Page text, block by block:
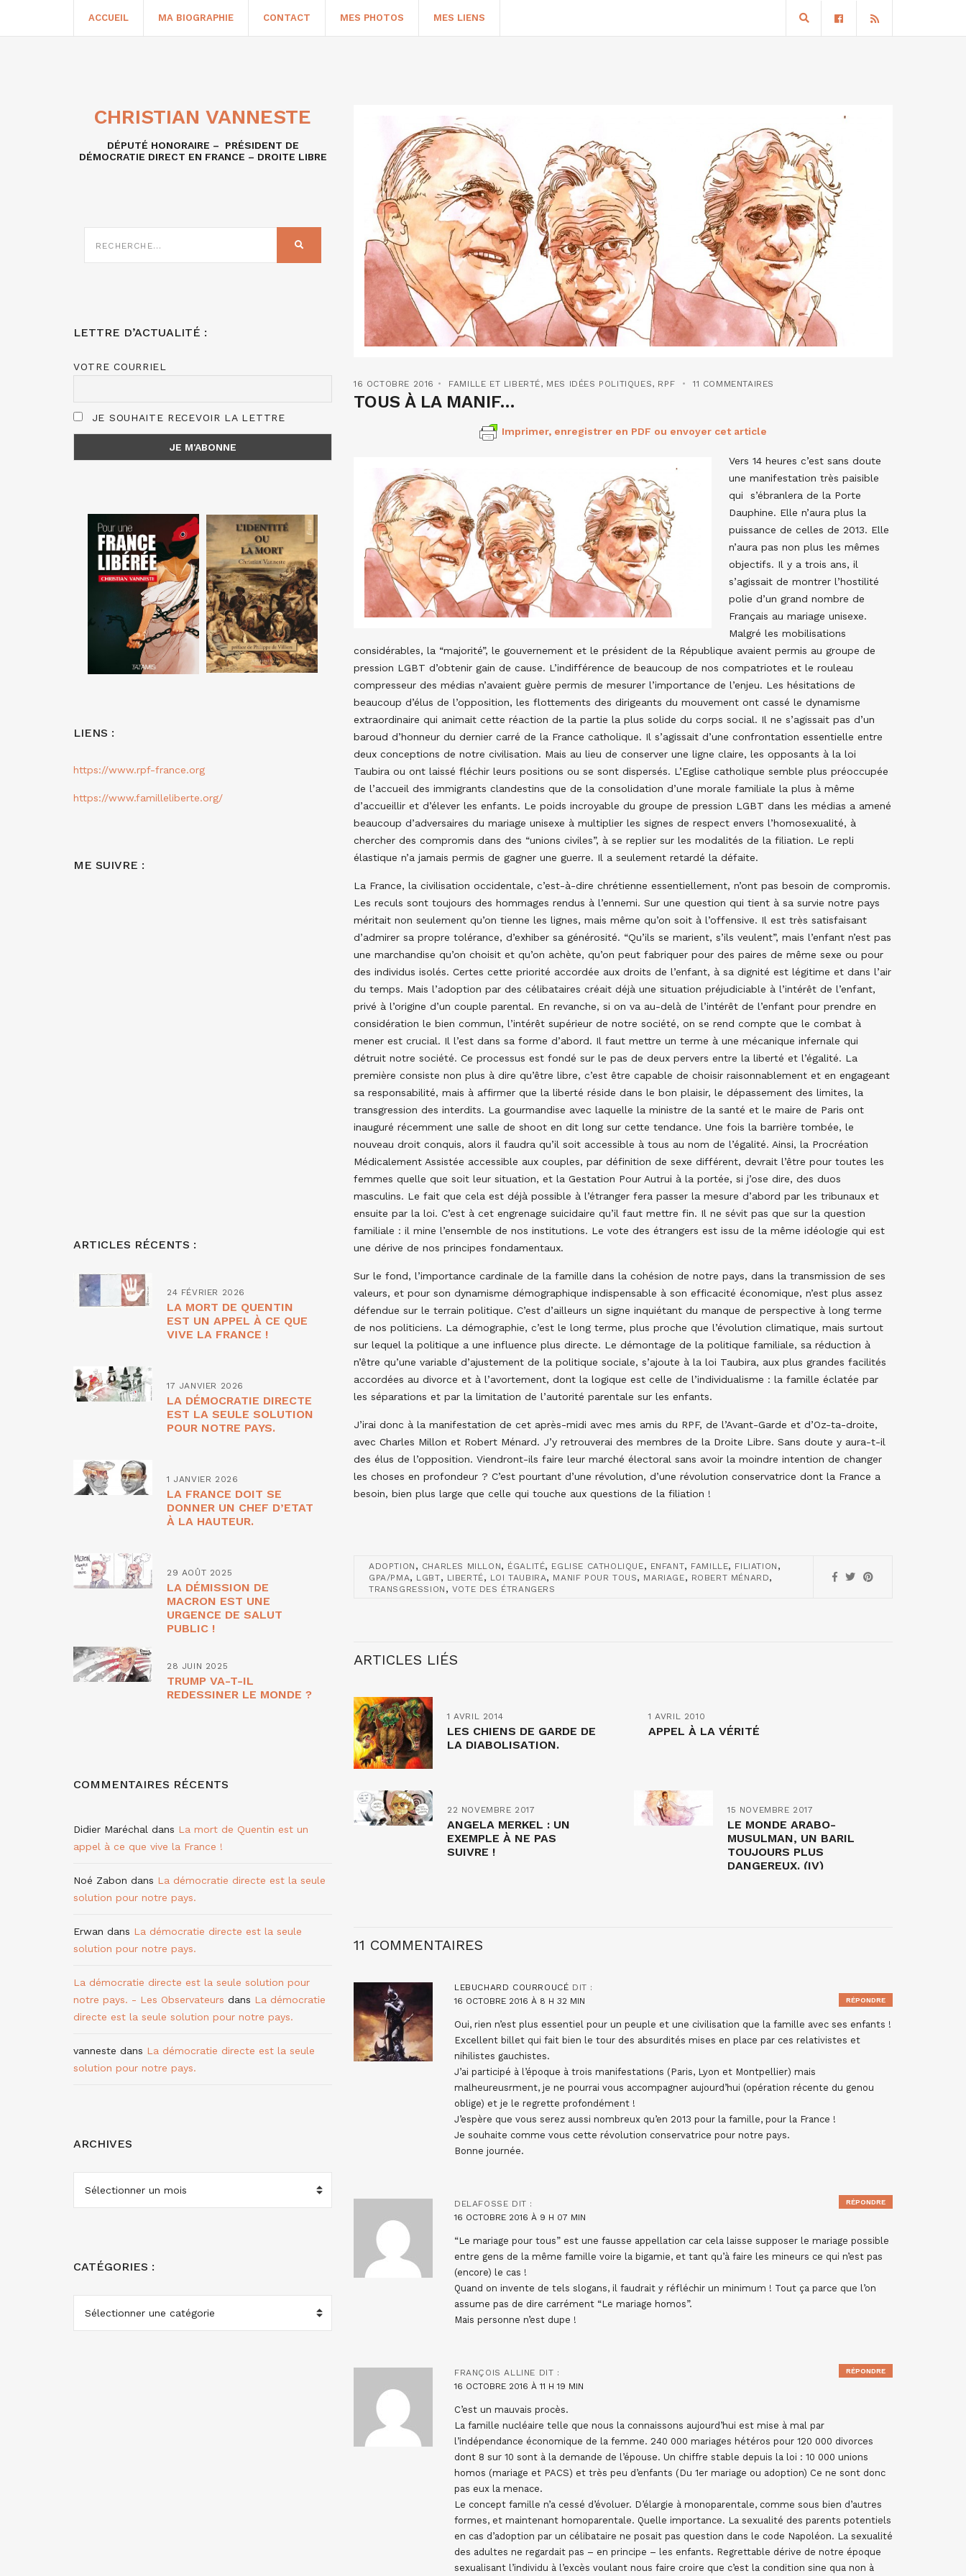
ACCUEIL MA BIOGRAPHIE CONTACT MES PHOTOS MES LIENS
16 OCTOBRE 2016 FAMILLE ET LIBERTÉ, MES IDÉES POLITIQUES, RPF 11 COMMENTAIRES
TOUS À LA MANIF…
Imprimer, enregistrer en PDF ou envoyer cet article
Vers 14 heures c’est sans doute
une manifestation très paisible
qui s’ébranlera de la Porte
Dauphine. Elle n’aura plus la
puissance de celles de 2013. Elle
n’aura pas non plus les mêmes
objectifs. Il y a trois ans, il
s’agissait de montrer l’hostilité
polie d’un grand nombre de
Français au mariage unisexe.
Malgré les mobilisations
considérables, la “majorité”, le gouvernement et le président de la République avaient permis au groupe de
pression LGBT d’obtenir gain de cause. L’indifférence de beaucoup de nos compatriotes et le rouleau
compresseur des médias n’avaient guère permis de mesurer l’importance de l’enjeu. Les hésitations de
beaucoup d’élus de l’opposition, les flottements des dirigeants du mouvement ont cassé le dynamisme
extraordinaire qui animait cette réaction de la partie la plus solide du corps social. Il ne s’agissait pas d’un
baroud d’honneur du dernier carré de la France catholique. Il s’agissait d’une confrontation essentielle entre
deux conceptions de notre civilisation. Mais au lieu de conserver une ligne claire, les opposants à la loi
Taubira ou ont laissé fléchir leurs positions ou se sont dispersés. L’Eglise catholique semble plus préoccupée
de l’accueil des immigrants clandestins que de la consolidation d’une morale familiale la plus à même
d’accueillir et d’élever les enfants. Le poids incroyable du groupe de pression LGBT dans les médias a amené
beaucoup d’adversaires du mariage unisexe à multiplier les signes de respect envers l’homosexualité, à
chercher des compromis dans des “unions civiles”, à se replier sur les modalités de la filiation. Le repli
élastique n’a jamais permis de gagner une guerre. Il a seulement retardé la défaite.
La France, la civilisation occidentale, c’est-à-dire chrétienne essentiellement, n’ont pas besoin de compromis.
Les reculs sont toujours des hommages rendus à l’ennemi. Sur une question qui tient à sa survie notre pays
méritait non seulement qu’on tienne les lignes, mais même qu’on soit à l’offensive. Il est très satisfaisant
d’admirer sa propre tolérance, d’exhiber sa générosité. “Qu’ils se marient, s’ils veulent”, mais l’enfant n’est pas
une marchandise qu’on choisit et qu’on achète, qu’on peut fabriquer pour des paires de même sexe ou pour
des individus isolés. Certes cette priorité accordée aux droits de l’enfant, à sa dignité est légitime et dans l’air
du temps. Mais l’adoption par des célibataires créait déjà une situation préjudiciable à l’intérêt de l’enfant,
privé à l’origine d’un couple parental. En revanche, si on va au-delà de l’intérêt de l’enfant pour prendre en
considération le bien commun, l’intérêt supérieur de notre société, on se rend compte que le combat à
mener est crucial. Il l’est dans sa forme d’abord. Il faut mettre un terme à une mécanique infernale qui
détruit notre société. Ce processus est fondé sur le pas de deux pervers entre la liberté et l’égalité. La
première consiste non plus à dire qu’être libre, c’est être capable de choisir raisonnablement et en engageant
sa responsabilité, mais à affirmer que la liberté réside dans le bon plaisir, le dépassement des limites, la
transgression des interdits. La gourmandise avec laquelle la ministre de la santé et le maire de Paris ont
inauguré récemment une salle de shoot en dit long sur cette tendance. Une fois la barrière tombée, le
nouveau droit conquis, alors il faudra qu’il soit accessible à tous au nom de l’égalité. Ainsi, la Procréation
Médicalement Assistée accessible aux couples, par définition de sexe différent, devrait l’être pour toutes les
femmes quelle que soit leur situation, et la Gestation Pour Autrui à la portée, si j’ose dire, des duos
masculins. Le fait que cela est déjà possible à l’étranger fera passer la mesure d’abord par les tribunaux et
ensuite par la loi. C’est à cet engrenage suicidaire qu’il faut mettre fin. Il ne sévit pas que sur la question
familiale : il mine l’ensemble de nos institutions. Le vote des étrangers est issu de la même idéologie qui est
une dérive de nos principes fondamentaux.
Sur le fond, l’importance cardinale de la famille dans la cohésion de notre pays, dans la transmission de ses
valeurs, et pour son dynamisme démographique indispensable à son efficacité économique, n’est plus assez
défendue sur le terrain politique. C’est d’ailleurs un signe inquiétant du manque de perspective à long terme
de nos politiciens. La démographie, c’est le long terme, plus proche que l’évolution climatique, mais surtout
sur lequel la politique a une influence plus directe. Le démontage de la politique familiale, sa réduction à
n’être qu’une variable d’ajustement de la politique sociale, s’ajoute à la loi Taubira, aux plus grandes facilités
accordées au divorce et à l’avortement, dont la logique est celle de l’individualisme : la famille éclatée par
les séparations et par la limitation de l’autorité parentale sur les enfants.
J’irai donc à la manifestation de cet après-midi avec mes amis du RPF, de l’Avant-Garde et d’Oz-ta-droite,
avec Charles Millon et Robert Ménard. J’y retrouverai des membres de la Droite Libre. Sans doute y aura-t-il
des élus de l’opposition. Viendront-ils faire leur marché électoral sans avoir la moindre intention de changer
les choses en profondeur ? C’est pourtant d’une révolution, d’une révolution conservatrice dont la France a
besoin, bien plus large que celle qui touche aux questions de la filiation !
ADOPTION , CHARLES MILLON, ÉGALITÉ, EGLISE CATHOLIQUE, ENFANT, FAMILLE, FILIATION ,
GPA/PMA, LGBT, LIBERTÉ, LOI TAUBIRA, MANIF POUR TOUS, MARIAGE, ROBERT MÉNARD,
TRANSGRESSION , VOTE DES ÉTRANGERS
ARTICLES LIÉS
1 AVRIL 2014
LES CHIENS DE GARDE DE
LA DIABOLISATION.
1 AVRIL 2010
APPEL À LA VÉRITÉ
22 NOVEMBRE 2017
ANGELA MERKEL : UN
EXEMPLE À NE PAS
SUIVRE !
15 NOVEMBRE 2017
LE MONDE ARABO-
MUSULMAN, UN BARIL
TOUJOURS PLUS
DANGEREUX. (IV)
11 COMMENTAIRES
LEBUCHARD COURROUCÉ DIT :
16 OCTOBRE 2016 À 8 H 32 MIN
Oui, rien n’est plus essentiel pour un peuple et une civilisation que la famille avec ses enfants !
Excellent billet qui fait bien le tour des absurdités mises en place par ces relativistes et
nihilistes gauchistes.
J’ai participé à l’époque à trois manifestations (Paris, Lyon et Montpellier) mais
malheureusrment, je ne pourrai vous accompagner aujourd’hui (opération récente du genou
oblige) et je le regrette profondément !
J’espère que vous serez aussi nombreux qu’en 2013 pour la famille, pour la France !
Je souhaite comme vous cette révolution conservatrice pour notre pays.
Bonne journée.
RÉPONDRE
DELAFOSSE DIT :
16 OCTOBRE 2016 À 9 H 07 MIN
“Le mariage pour tous” est une fausse appellation car cela laisse supposer le mariage possible
entre gens de la même famille voire la bigamie, et tant qu’à faire les mineurs ce qui n’est pas
(encore) le cas !
Quand on invente de tels slogans, il faudrait y réfléchir un minimum ! Tout ça parce que l’on
assume pas de dire carrément “Le mariage homos”.
Mais personne n’est dupe !
RÉPONDRE
FRANÇOIS ALLINE DIT :
16 OCTOBRE 2016 À 11 H 19 MIN
C’est un mauvais procès.
La famille nucléaire telle que nous la connaissons aujourd’hui est mise à mal par
l’indépendance économique de la femme. 240 000 mariages hétéros pour 120 000 divorces
dont 8 sur 10 sont à la demande de l’épouse. Un chiffre stable depuis la loi : 10 000 unions
homos (mariage et PACS) et très peu d’enfants (Du 1er mariage ou adoption) Ce ne sont donc
pas eux la menace.
Le concept famille n’a cessé d’évoluer. D’élargie à monoparentale, comme sous bien d’autres
formes, et maintenant homoparentale. Quelle importance. La sexualité des parents potentiels
en cas d’adoption par un célibataire ne posait pas question dans le code Napoléon. La sexualité
des adultes ne regardait pas – en principe – les enfants. Regrettable dérive de notre époque
sexualisant l’individu à l’excès voulant nous faire croire que c’est la condition sine qua non à
RÉPONDRE
CHRISTIAN VANNESTE
DÉPUTÉ HONORAIRE – PRÉSIDENT DE
DÉMOCRATIE DIRECT EN FRANCE – DROITE LIBRE
SUR
LETTRE D’ACTUALITÉ :
VOTRE COURRIEL
JE SOUHAITE RECEVOIR LA LETTRE
LIENS :
https://www.rpf-france.org
https://www.familleliberte.org/
ME SUIVRE :
ARTICLES RÉCENTS :
24 FÉVRIER 2026
LA MORT DE QUENTIN
EST UN APPEL À CE QUE
VIVE LA FRANCE !
17 JANVIER 2026
LA DÉMOCRATIE DIRECTE
EST LA SEULE SOLUTION
POUR NOTRE PAYS.
1 JANVIER 2026
LA FRANCE DOIT SE
DONNER UN CHEF D’ETAT
À LA HAUTEUR.
29 AOÛT 2025
LA DÉMISSION DE
MACRON EST UNE
URGENCE DE SALUT
PUBLIC !
28 JUIN 2025
TRUMP VA-T-IL
REDESSINER LE MONDE ?
COMMENTAIRES RÉCENTS
Didier Maréchal dans La mort de Quentin est un
appel à ce que vive la France !
Noé Zabon dans La démocratie directe est la seule
solution pour notre pays.
Erwan dans La démocratie directe est la seule
solution pour notre pays.
La démocratie directe est la seule solution pour
notre pays. - Les Observateurs dans La démocratie
directe est la seule solution pour notre pays.
vanneste dans La démocratie directe est la seule
solution pour notre pays.
ARCHIVES
ARCHIVES
CATÉGORIES :
CATÉGORIES